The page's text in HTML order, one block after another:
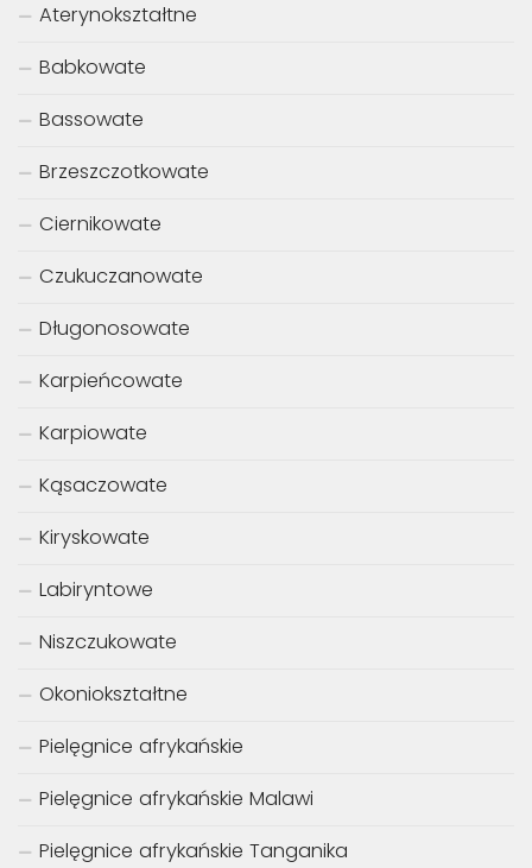
Aterynokształtne
Babkowate
Bassowate
Brzeszczotkowate
Ciernikowate
Czukuczanowate
Długonosowate
Karpieńcowate
Karpiowate
Kąsaczowate
Kiryskowate
Labiryntowe
Niszczukowate
Okoniokształtne
Pielęgnice afrykańskie
Pielęgnice afrykańskie Malawi
Pielęgnice afrykańskie Tanganika